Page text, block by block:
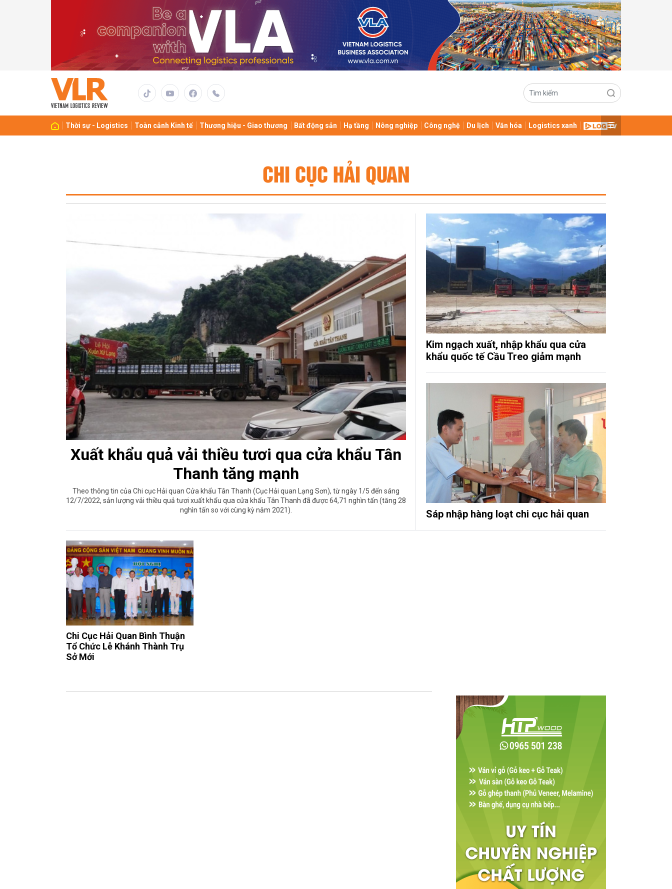
Thời sự - Logistics Toàn cảnh Kinh tế Thương hiệu - Giao thương Bất động sản Hạ tầng Nông nghiệp Công nghệ Du lịch Văn hóa Logistics xanh
CHI CỤC HẢI QUAN
Xuất khẩu quả vải thiều tươi qua cửa khẩu Tân
Thanh tăng mạnh
Theo thông tin của Chi cục Hải quan Cửa khẩu Tân Thanh (Cục Hải quan Lạng Sơn), từ ngày 1/5 đến sáng
12/7/2022, sản lượng vải thiều quả tươi xuất khẩu qua cửa khẩu Tân Thanh đã được 64,71 nghìn tấn (tăng 28
nghìn tấn so với cùng kỳ năm 2021).
Kim ngạch xuất, nhập khẩu qua cửa
khẩu quốc tế Cầu Treo giảm mạnh
Sáp nhập hàng loạt chi cục hải quan
Chi Cục Hải Quan Bình Thuận
Tổ Chức Lễ Khánh Thành Trụ
Sở Mới